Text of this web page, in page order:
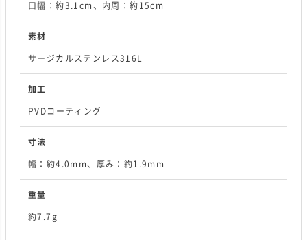
口幅：約3.1cm、内周：約15cm
素材
サージカルステンレス316L
加工
PVDコーティング
寸法
幅：約4.0mm、厚み：約1.9mm
重量
約7.7g